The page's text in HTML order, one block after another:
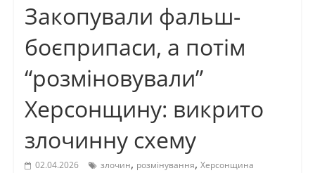
Закопували фальш-
боєприпаси, а потім
“розміновували”
Херсонщину: викрито
злочинну схему
02.04.2026 злочин, розмінування, Херсонщина